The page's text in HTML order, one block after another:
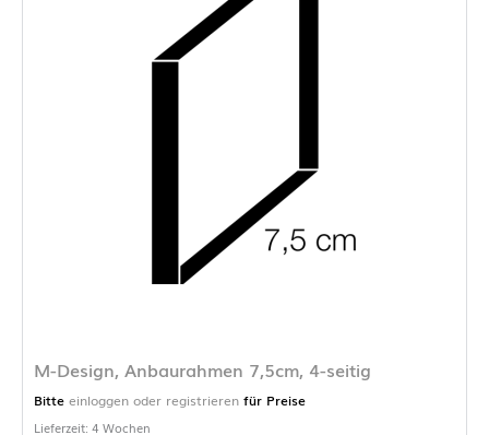
M-Design, Anbaurahmen 7,5cm, 4-seitig
Bitte einloggen oder registrieren für Preise
Lieferzeit: 4 Wochen